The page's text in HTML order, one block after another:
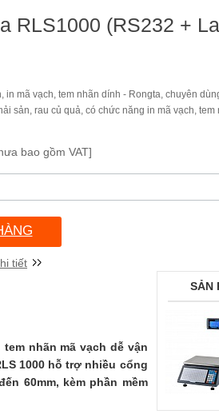
RLS1000 (RS232 +
mã vạch, tem nhãn dính - Rongta, chuyên
sản, rau củ quả, có chức năng in mã vạch,
bao gồm VAT]
tiết
nhãn mã vạch dễ vận
1000 hỗ trợ nhiều cổng
60mm, kèm phần mềm
SẢN